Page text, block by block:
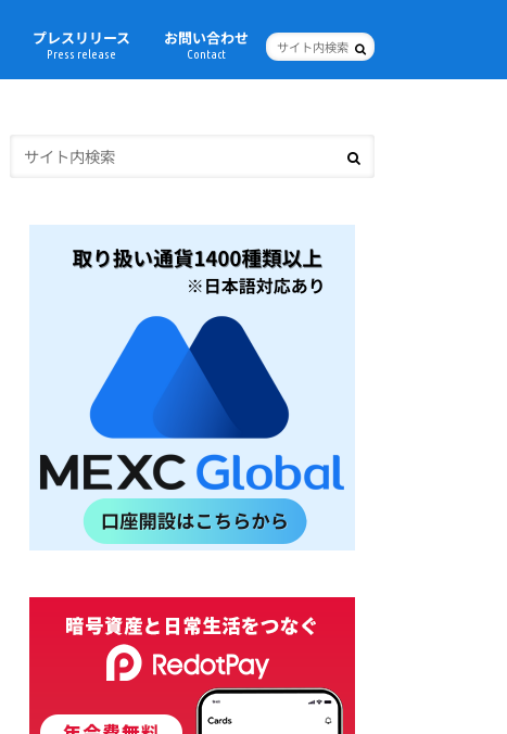
プレスリリース
Press release
お問い合わせ
Contact